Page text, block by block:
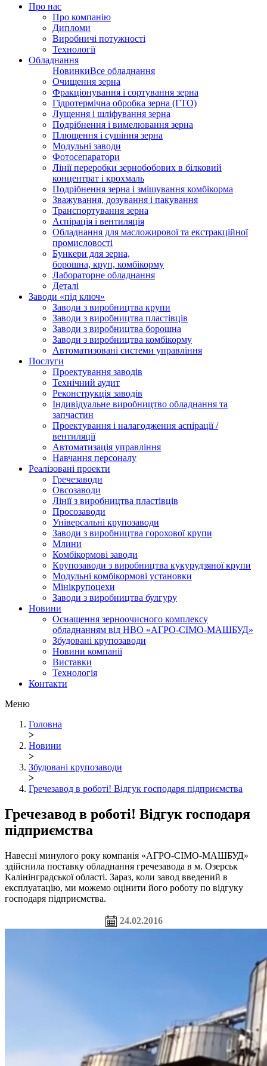
Про нас
Про компанію
Дипломи
Виробничі потужності
Технології
Обладнання
НовинкиВсе обладнання
Очищення зерна
Фракціонування і сортування зерна
Гідротермічна обробка зерна (ГТО)
Лущення і шліфування зерна
Подрібнення і вимелювання зерна
Плющення і сушіння зерна
Модульні заводи
Фотосепаратори
Лінії переробки зернобобових в білковий
концентрат і крохмаль
Подрібнення зерна і змішування комбікорма
Зважування, дозування і пакування
Транспортування зерна
Аспірація і вентиляція
Обладнання для масложирової та екстракційної
промисловості
Бункери для зерна,
борошна, круп, комбікорму
Лабораторне обладнання
Деталі
Заводи «під ключ»
Заводи з виробництва крупи
Заводи з виробництва пластівців
Заводи з виробництва борошна
Заводи з виробництва комбікорму
Автоматизовані системи управління
Послуги
Проектування заводів
Технічний аудит
Реконструкція заводів
Індивідуальне виробництво обладнання та
запчастин
Проектування і налагодження аспірації /
вентиляції
Автоматизація управління
Навчання персоналу
Реалізовані проекти
Гречезаводи
Овсозаводи
Лінії з виробництва пластівців
Просозаводи
Універсальні крупозаводи
Заводи з виробництва горохової крупи
Млини
Комбікормові заводи
Крупозаводи з виробництва кукурудзяної крупи
Модульні комбікормові установки
Мінікрупоцехи
Заводи з виробництва булгуру
Новини
Оснащення зерноочисного комплексу
обладнанням від НВО «АГРО-СІМО-МАШБУД»
Збудовані крупозаводи
Новини компанії
Виставки
Технологія
Контакти
Меню
Головна
>
Новини
>
Збудовані крупозаводи
>
Гречезавод в роботі! Відгук господаря підприємства
Гречезавод в роботі! Відгук господаря
підприємства
Навесні минулого року компанія «АГРО-СІМО-МАШБУД»
здійснила поставку обладнання гречезавода в м. Озерськ
Калінінградської області. Зараз, коли завод введений в
експлуатацію, ми можемо оцінити його роботу по відгуку
господаря підприємства.
24.02.2016